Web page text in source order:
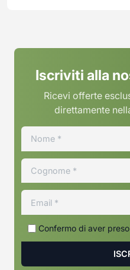
Iscriviti alla
Ricevi offerte
direttamente
Confermo di aver